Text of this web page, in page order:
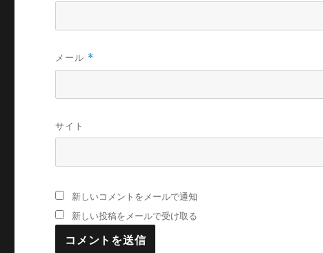
メール *
サイト
新しいコメントをメールで通知
新しい投稿をメールで受け取る